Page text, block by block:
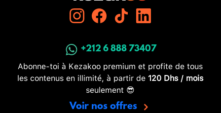
+212 6 888 73407
Abonne-toi à Kezakoo premium et profite de tous
les contenus en illimité, à partir de 120 Dhs / mois
seulement 😎
Voir nos offres